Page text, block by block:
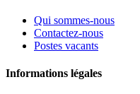
Qui sommes-nous
Contactez-nous
Postes vacants
Informations légales